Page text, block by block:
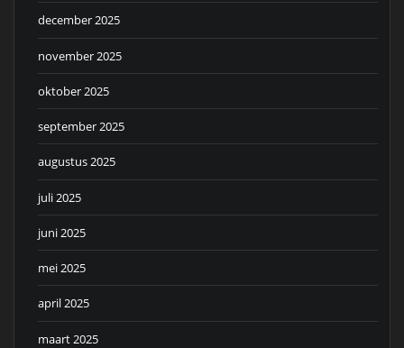
december 2025
november 2025
oktober 2025
september 2025
augustus 2025
juli 2025
juni 2025
mei 2025
april 2025
maart 2025